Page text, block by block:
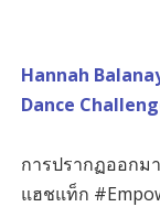
Hannah
Dance
การปรากฏออกม
แฮชแท็ก